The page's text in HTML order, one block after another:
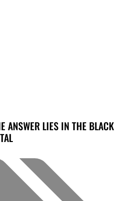
ANSWER LIES IN THE BLACK